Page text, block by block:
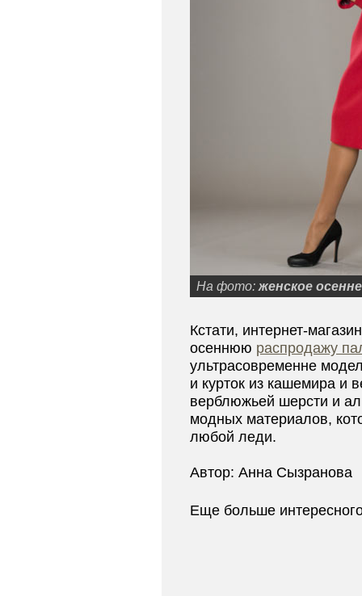
На фото: женское
Кстати, интернет-
осеннюю распродажу
ультрасовременне
и курток из кашемира и
верблюжьей шерсти и
модных материалов,
любой леди.
Автор: Анна Сызранова
Еще больше